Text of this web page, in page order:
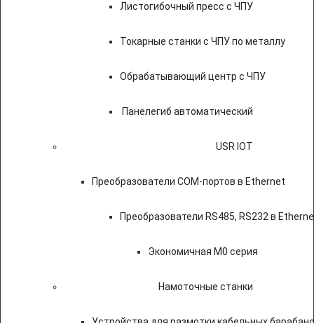
Листогибочный пресс с ЧПУ
Токарные станки с ЧПУ по металлу
Обрабатывающий центр с ЧПУ
Панелегиб автоматический
USR IOT
Преобразователи COM-портов в Ethernet
Преобразователи RS485, RS232 в
Экономичная M0 серия
Намоточные станки